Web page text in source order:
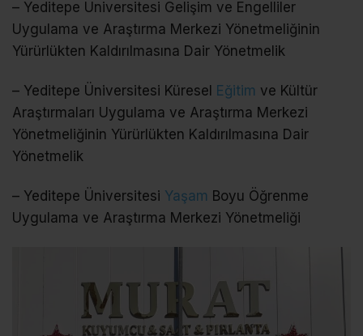
– Yeditepe Üniversitesi Gelişim ve Engelliler
Uygulama ve Araştırma Merkezi Yönetmeliğinin
Yürürlükten Kaldırılmasına Dair Yönetmelik
– Yeditepe Üniversitesi Küresel Eğitim ve Kültür
Araştırmaları Uygulama ve Araştırma Merkezi
Yönetmeliğinin Yürürlükten Kaldırılmasına Dair
Yönetmelik
– Yeditepe Üniversitesi Yaşam Boyu Öğrenme
Uygulama ve Araştırma Merkezi Yönetmeliği